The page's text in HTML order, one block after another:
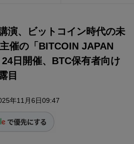
演、ビットコイン時代の未
催の「BITCOIN JAPAN
日開催、BTC保有者向け
目
年11月6日09:47